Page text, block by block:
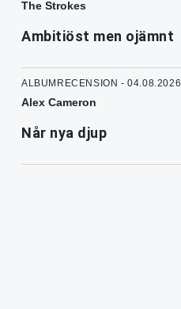
The Strokes
Ambitiöst men ojämnt
ALBUMRECENSION - 04.08.2026
Alex Cameron
Når nya djup